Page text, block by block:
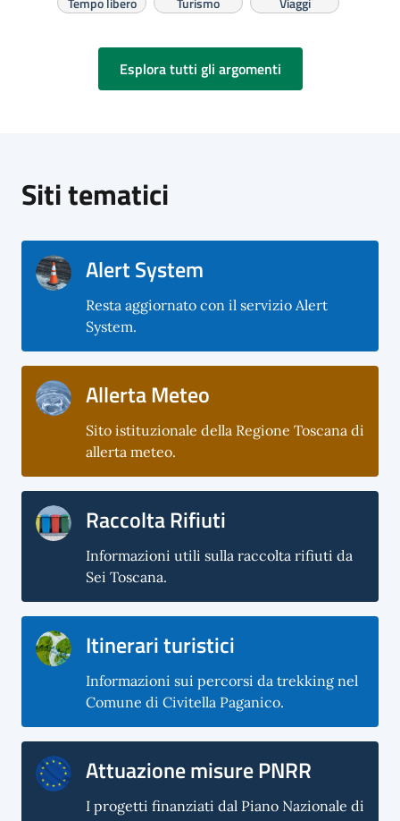
Esplora tutti gli argomenti
Siti tematici
Alert System
Resta aggiornato con il servizio Alert
System.
Allerta Meteo
Sito istituzionale della Regione Toscana di
allerta meteo.
Raccolta Rifiuti
Informazioni utili sulla raccolta rifiuti da
Sei Toscana.
Itinerari turistici
Informazioni sui percorsi da trekking nel
Comune di Civitella Paganico.
Attuazione misure PNRR
I progetti finanziati dal Piano Nazionale di